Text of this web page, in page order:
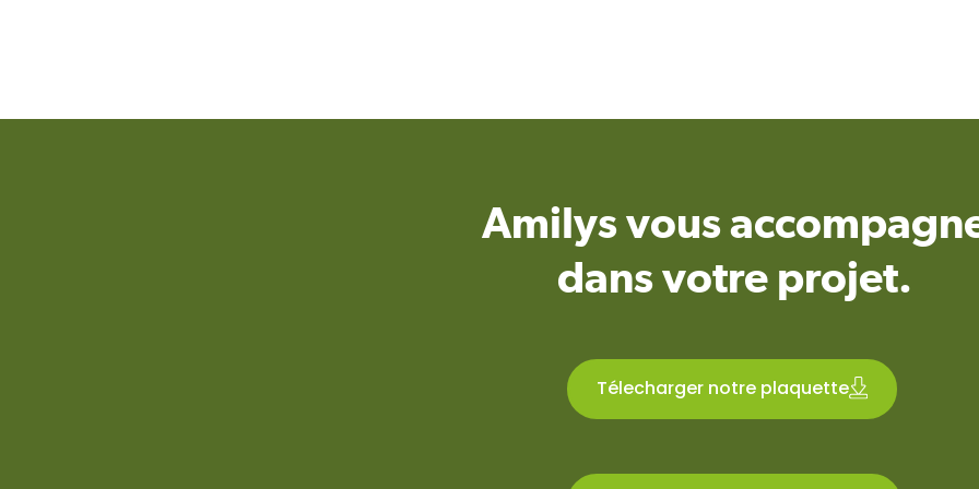
Amilys vous
dans votre projet.
Télecharger notre plaquette